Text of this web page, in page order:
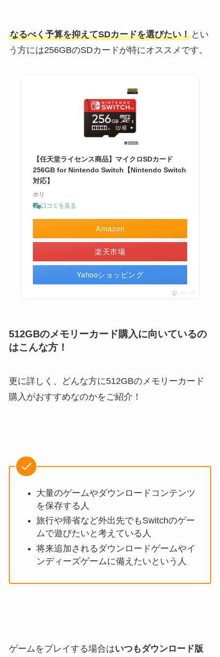
なるべく予算を抑えてSDカードを選びたい！とい
う方には256GBのSDカードが特にオススメです。
【任天堂ライセンス商品】マイクロSDカード
256GB for Nintendo Switch【Nintendo Switch
対応】
ホリ
口コミを見る
Amazon
楽天市場
Yahooショッピング
ポチップ
512GBのメモリーカード購入に向いているの
はこんな方！
更に詳しく、どんな方に512GBのメモリーカード
購入がおすすめなのかをご紹介！
大量のゲームやダウンロードコンテンツ
を保存する人
旅行や帰省など外出先でもSwitchのゲー
ムで遊びたいと考えている人
将来追加されるダウンロードゲームやイ
ンディーズゲームに備えたいという人
ゲームをプレイする場合はいつもダウンロード版